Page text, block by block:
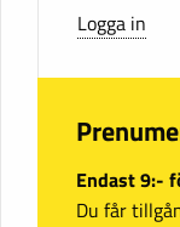
Logga in
Endast 9:-
Du får